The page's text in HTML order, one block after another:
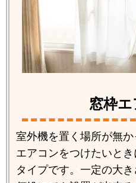
窓枠
室外機を置く場所が無
エアコンをつけたいと
タイプです。一定の大